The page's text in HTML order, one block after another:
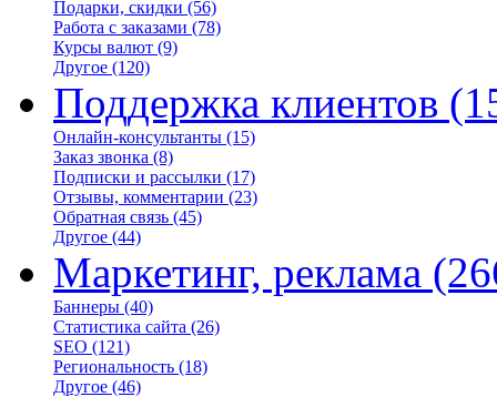
Подарки, скидки (56)
Работа с заказами (78)
Курсы валют (9)
Другое (120)
Поддержка клиентов
Онлайн-консультанты (15)
Заказ звонка (8)
Подписки и рассылки (17)
Отзывы, комментарии (23)
Обратная связь (45)
Другое (44)
Маркетинг, реклама
Баннеры (40)
Статистика сайта (26)
SEO (121)
Региональность (18)
Другое (46)